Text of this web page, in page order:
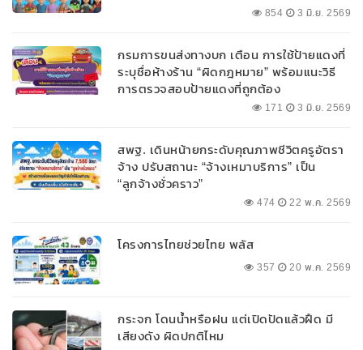
854 3 มิ.ย. 2569
กรมการขนส่งทางบก เตือน การใช้ป้ายแดงที่
ระบุชื่อห้างร้าน “ผิดกฎหมาย” พร้อมแนะวิธี
การตรวจสอบป้ายแดงที่ถูกต้อง
171 3 มิ.ย. 2569
สพฐ. เดินหน้ายกระดับคุณภาพชีวิตครูอัตรา
จ้าง ปรับสถานะ “จ้างเหมาบริการ” เป็น
“ลูกจ้างชั่วคราว”
474 22 พ.ค. 2569
โครงการไทยช่วยไทย พลัส
357 20 พ.ค. 2569
กระจก โดนน้ำหรือฝน แต่เปิดปัดแล้วฝืด มี
เสียงดัง ผิดปกติไหม